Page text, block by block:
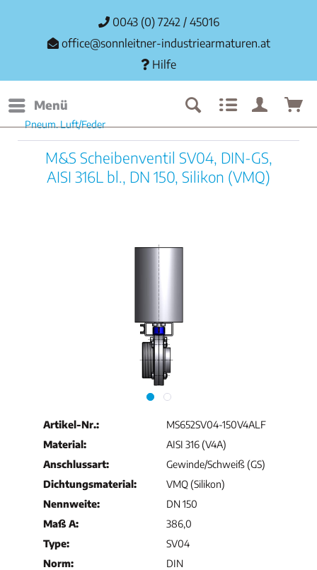
0043 (0) 7242 / 45016
office@sonnleitner-industriearmaturen.at
Hilfe
Menü
Pneum. Luft/Feder
M&S Scheibenventil SV04, DIN-GS,
AISI 316L bl., DN 150, Silikon (VMQ)
Artikel-Nr.:
MS652SV04-150V4ALF
Material:
AISI 316 (V4A)
Anschlussart:
Gewinde/Schweiß (GS)
Dichtungsmaterial:
VMQ (Silikon)
Nennweite:
DN 150
Maß A:
386,0
Type:
SV04
Norm:
DIN